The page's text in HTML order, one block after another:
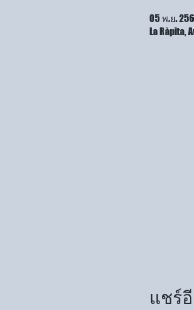
05 พ.ย.
La Ràpita,
แชร์